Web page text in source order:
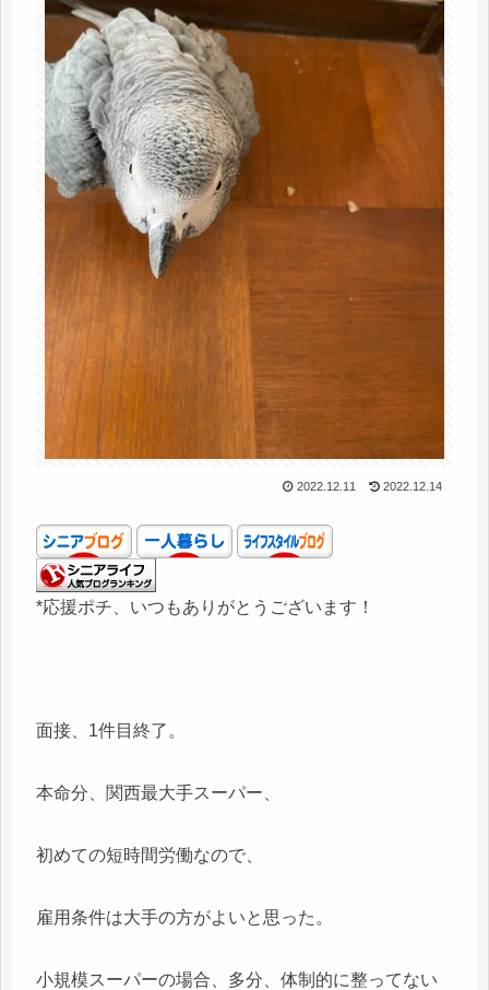
2022.12.11 2022.12.14
*応援ポチ、いつもありがとうございます！
面接、1件目終了。
本命分、関西最大手スーパー、
初めての短時間労働なので、
雇用条件は大手の方がよいと思った。
小規模スーパーの場合、多分、体制的に整ってない